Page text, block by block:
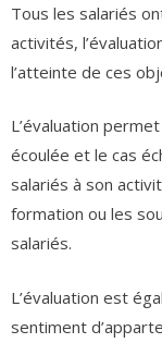
Tous les salariés
activités,
l’atteinte de ces
L’évaluation
écoulée et le cas
salariés à son
formation ou les
salariés.
L’évaluation est
sentiment